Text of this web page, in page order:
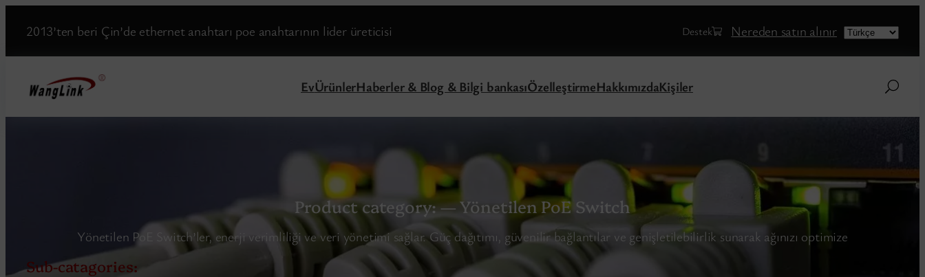
2013’ten beri Çin’de ethernet anahtarı poe anahtarının lider üreticisi Destek Nereden satın alınır Choose
EvÜrünlerHaberler & Blog & Bilgi bankasıÖzelleştirmeHakkımızdaKişiler
Product category:— Yönetilen PoE Switch
Yönetilen PoE Switch’ler, enerji verimliliği ve veri yönetimi sağlar. Güç dağıtımı, güvenilir bağlantılar ve genişletilebilirlik sunarak ağınızı optimize
Sub-catagories: